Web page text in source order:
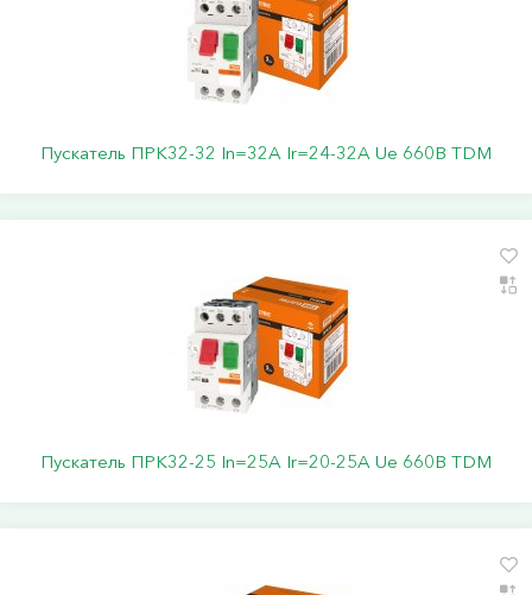
Пускатель ПРК32-32 In=32A Ir=24-32A Ue 660В TDM
Пускатель ПРК32-25 In=25A Ir=20-25A Ue 660В TDM